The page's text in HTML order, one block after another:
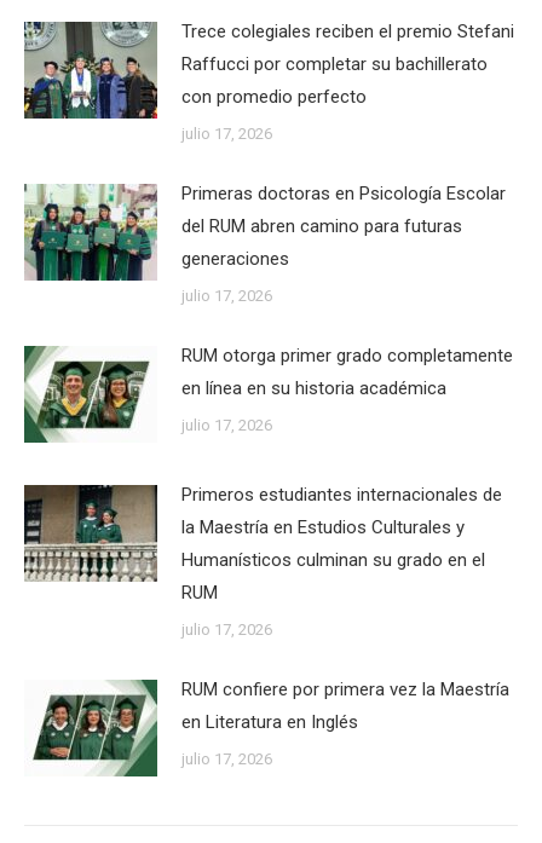
Trece colegiales reciben el premio Stefani
Raffucci por completar su bachillerato
con promedio perfecto
julio 17, 2026
Primeras doctoras en Psicología Escolar
del RUM abren camino para futuras
generaciones
julio 17, 2026
RUM otorga primer grado completamente
en línea en su historia académica
julio 17, 2026
Primeros estudiantes internacionales de
la Maestría en Estudios Culturales y
Humanísticos culminan su grado en el
RUM
julio 17, 2026
RUM confiere por primera vez la Maestría
en Literatura en Inglés
julio 17, 2026